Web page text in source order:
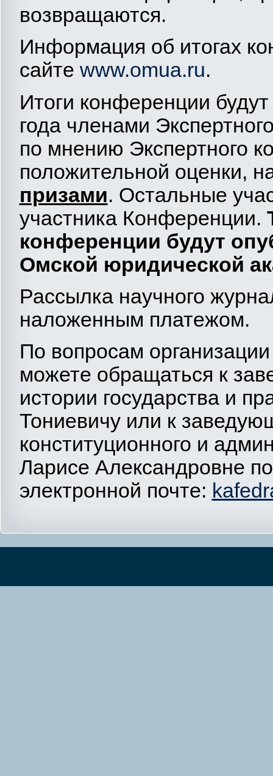
возвращаются.
Информация об итогах
сайте www.omua.ru.
Итоги конференции
года членами
по мнению Экспертного
положительной оценки,
призами. Остальные
участника Конференции.
конференции будут
Омской юридической
Рассылка научного
наложенным платежом.
По вопросам
можете обращаться к
истории государства и
Тониевичу или к
конституционного и
Ларисе Александровне
электронной почте: